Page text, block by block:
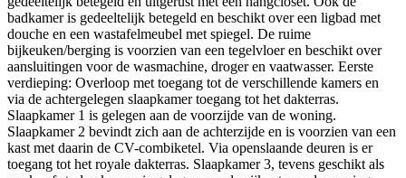
badkamer is gedeeltelijk betegeld en beschikt over een ligbad met
douche en een wastafelmeubel met spiegel. De ruime
bijkeuken/berging is voorzien van een tegelvloer en beschikt over
aansluitingen voor de wasmachine, droger en vaatwasser. Eerste
verdieping: Overloop met toegang tot de verschillende kamers en
via de achtergelegen slaapkamer toegang tot het dakterras.
Slaapkamer 1 is gelegen aan de voorzijde van de woning.
Slaapkamer 2 bevindt zich aan de achterzijde en is voorzien van een
kast met daarin de CV-combiketel. Via openslaande deuren is er
toegang tot het royale dakterras. Slaapkamer 3, tevens geschikt als